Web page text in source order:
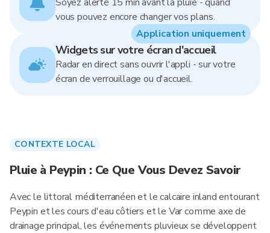
vous pouvez encore changer vos plans.
Widgets sur votre écran d'accueil
Radar en direct sans ouvrir l'appli - sur votre
écran de verrouillage ou d'accueil.
Application uniquement
CONTEXTE LOCAL
Pluie à Peypin : Ce Que Vous Devez Savoir
Avec le littoral méditerranéen et le calcaire inland entourant
Peypin et les cours d'eau côtiers et le Var comme axe de
drainage principal, les événements pluvieux se développent